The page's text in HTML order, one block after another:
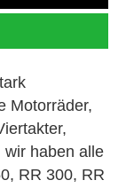
Motorräder,
haben alle
RR 300, RR